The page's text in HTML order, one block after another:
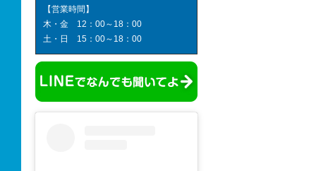
【営業時間】
木・金 12：00～18：00
土・日 15：00～18：00